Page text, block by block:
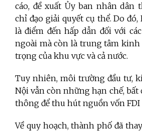
cáo, đề xuất Ủy ban nhân dân
chỉ đạo giải quyết cụ thể. Do
là điểm đến hấp dẫn đối với
ngoài mà còn là trung tâm kinh
trọng của khu vực và cả nước.
Tuy nhiên, môi trường đầu tư,
Nội vẫn còn những hạn chế, bất
thông để thu hút nguồn vốn FDI
Về quy hoạch, thành phố đã